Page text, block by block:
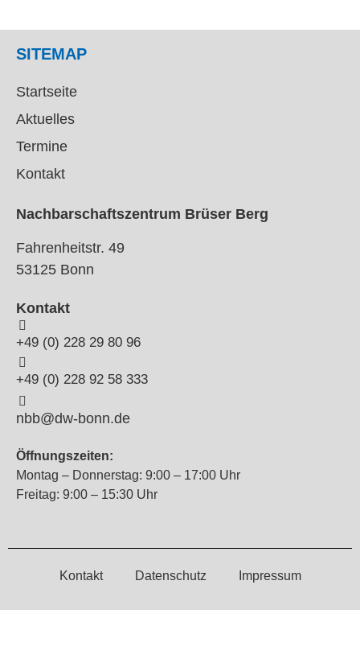
SITEMAP
Startseite
Aktuelles
Termine
Kontakt
Nachbarschaftszentrum Brüser Berg
Fahrenheitstr. 49
53125 Bonn
Kontakt
+49 (0) 228 29 80 96
+49 (0) 228 92 58 333
nbb@dw-bonn.de
Öffnungszeiten:
Montag – Donnerstag: 9:00 – 17:00 Uhr
Freitag: 9:00 – 15:30 Uhr
Kontakt Datenschutz Impressum